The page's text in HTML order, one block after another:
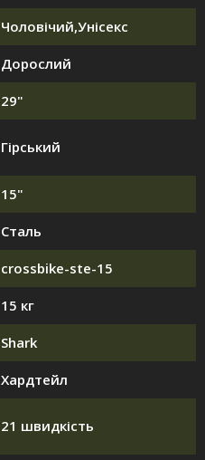
Чоловічий,Унісекс
Дорослий
29"
Гірський
15"
Сталь
crossbike-ste-15
15 кг
Shark
Хардтейл
21 швидкість